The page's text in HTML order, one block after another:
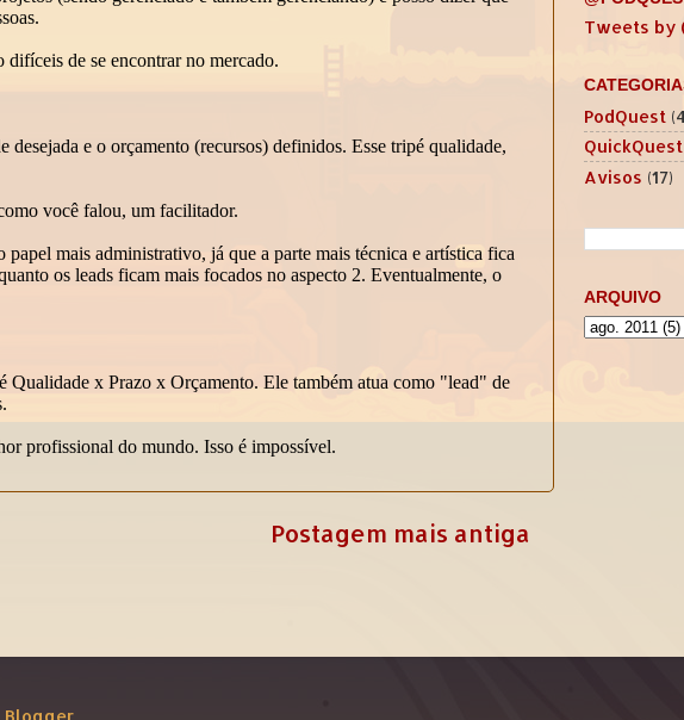
Postagem mais antiga
Tweets by
PodQuest
QuickQuest
Avisos (17)
ARQUIVO